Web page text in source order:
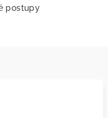
postupy